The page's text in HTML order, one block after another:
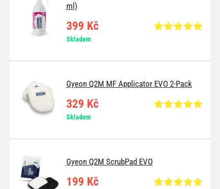
ml)
399 Kč
Skladem
Gyeon Q2M MF Applicator EVO 2-Pack
329 Kč
Skladem
Gyeon Q2M ScrubPad EVO
199 Kč